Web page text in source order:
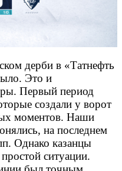
дерби в «Татнефть
Это и
Первый период
создали у ворот
моментов. Наши
на последнем
Однако казанцы
ситуации.